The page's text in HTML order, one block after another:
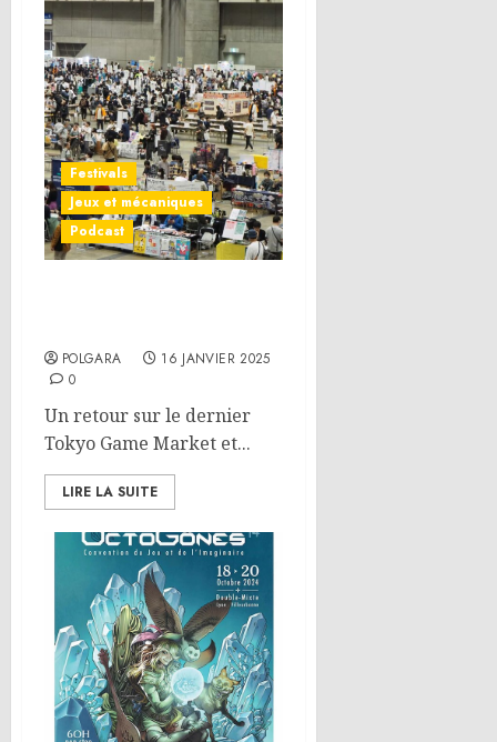
Festivals
Jeux et mécaniques
Podcast
POLGARA
16 JANVIER 2025
0
Un retour sur le dernier
Tokyo Game Market et...
LIRE LA SUITE